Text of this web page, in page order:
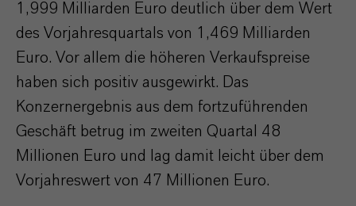
1,999 Milliarden Euro deutlich über dem Wert
des Vorjahresquartals von 1,469 Milliarden
Euro. Vor allem die höheren Verkaufspreise
haben sich positiv ausgewirkt. Das
Konzernergebnis aus dem fortzuführenden
Geschäft betrug im zweiten Quartal 48
Millionen Euro und lag damit leicht über dem
Vorjahreswert von 47 Millionen Euro.